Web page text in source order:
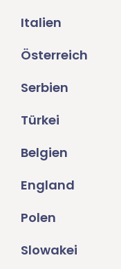
Italien
Österreich
Serbien
Türkei
Belgien
England
Polen
Slowakei